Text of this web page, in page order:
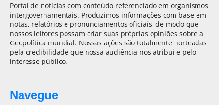
Portal de notícias com conteúdo referenciado em organismos
intergovernamentais. Produzimos informações com base em
notas, relatórios e pronunciamentos oficiais, de modo que
nossos leitores possam criar suas próprias opiniões sobre a
Geopolítica mundial. Nossas ações são totalmente norteadas
pela credibilidade que nossa audiência nos atribui e pelo
interesse público.
Navegue